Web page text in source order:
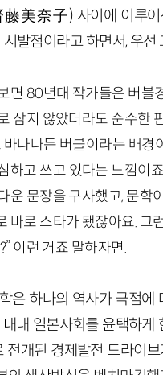
藤美奈子) 사이에 이루어
시발점이라고 하면서, 우
면 80년대 작가들은 버블
삼지 않았더라도 순수한
나나든 버블이라는 배경
하고 쓰고 있다는 느낌이
운 문장을 구사했고, 문학
바로 스타가 됐잖아요. 그
이런 거죠 말하자면.
은 하나의 역사가 극점
내 일본사회를 윤택하
개된 경제발전 드라이